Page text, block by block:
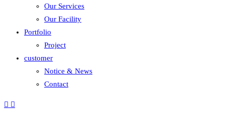
Our Services
Our Facility
Portfolio
Project
customer
Notice & News
Contact